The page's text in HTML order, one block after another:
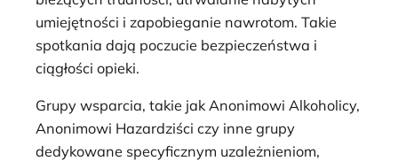
umiejętności i zapobieganie nawrotom. Takie
spotkania dają poczucie bezpieczeństwa i
ciągłości opieki.
Grupy wsparcia, takie jak Anonimowi Alkoholicy,
Anonimowi Hazardziści czy inne grupy
dedykowane specyficznym uzależnieniom,